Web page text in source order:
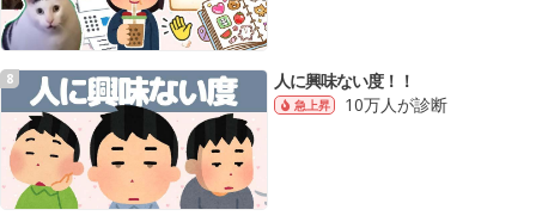
8 人に興味ない度！！
急上昇 10万人が診断